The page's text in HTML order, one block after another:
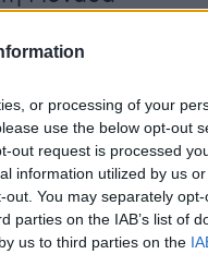
or processing of your
use the below opt-out
out request is processed
information utilized by us
You may separately
parties on the IAB’s list of
us to third parties on the
το παιδί
ιό.